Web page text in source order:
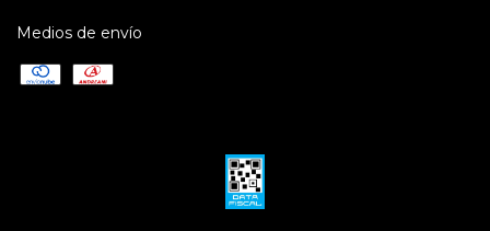
Medios de envío